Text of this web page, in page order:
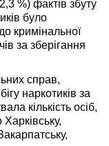
%) фактів збуту
було
кримінальної
за зберігання
справ,
наркотиків за
кількість осіб,